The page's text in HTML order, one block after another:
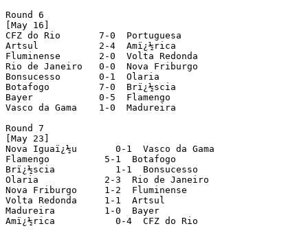
Round 6
[May 16]
CFZ do Rio       7-0  Portuguesa
Artsul           2-4  Amï¿½rica
Fluminense       2-0  Volta Redonda
Rio de Janeiro   0-0  Nova Friburgo
Bonsucesso       0-1  Olaria
Botafogo         7-0  Brï¿½scia
Bayer            0-5  Flamengo
Vasco da Gama    1-0  Madureira
Round 7
[May 23]
Nova Iguaï¿½u       0-1  Vasco da Gama
Flamengo          5-1  Botafogo
Brï¿½scia           1-1  Bonsucesso
Olaria            2-3  Rio de Janeiro
Nova Friburgo     1-2  Fluminense
Volta Redonda     1-1  Artsul
Madureira         1-0  Bayer
Amï¿½rica           0-4  CFZ do Rio